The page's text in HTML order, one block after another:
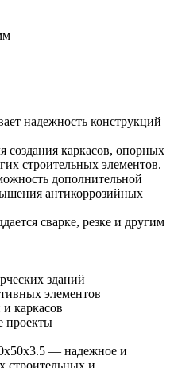
надежность конструкций
создания каркасов, опорных
строительных элементов.
дополнительной
антикоррозийных
сварке, резке и другим
зданий
элементов
каркасов
проекты
— надежное и
строительных и